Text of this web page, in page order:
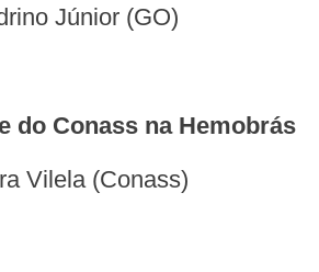
Júnior (GO)
do Conass na Hemobrás
Vilela (Conass)